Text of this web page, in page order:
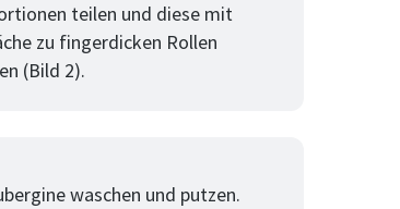
teilen und diese mit
zu fingerdicken Rollen
(Bild 2).
waschen und putzen.